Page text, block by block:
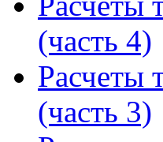
(часть 4)
Расчеты
(часть 3)